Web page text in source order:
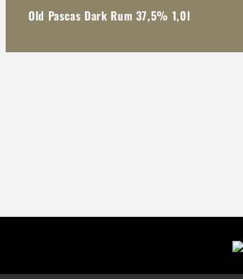
Old Pascas Dark Rum 37,5% 1,0l